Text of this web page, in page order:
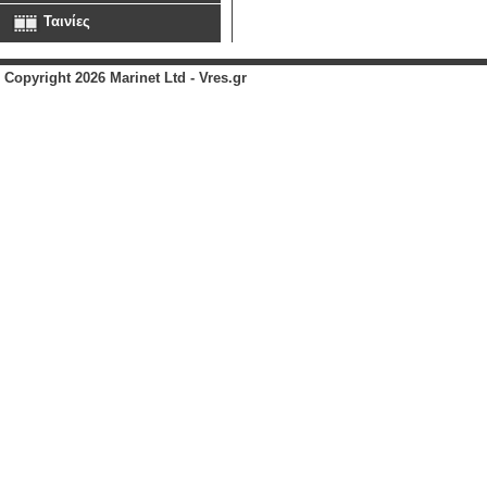
Ταινίες
Copyright 2026 Marinet Ltd - Vres.gr